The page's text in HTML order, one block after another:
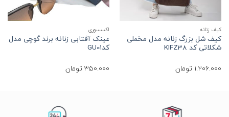
کیف زنانه
کیف شل بزرگ زنانه مدل مخملی
شکلاتی کد KIFZ38
1.206.000تومان
اکسسوری
عینک آفتابی زنانه برند گوچی مدل
کدGU01
350.000تومان